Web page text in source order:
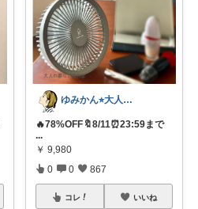
ゆみかん⭐︎大人の暮らし研究室
🔥78%OFF🔖8/11⏰23:59まで
...
￥ 9,980
0 0 867
コレ いいね